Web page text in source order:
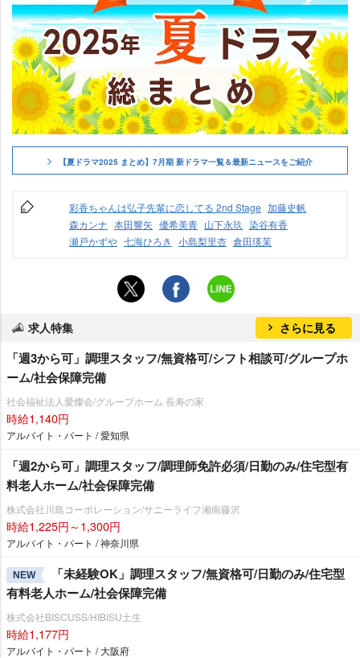
【夏ドラマ2025 まとめ】7月期 新ドラマ一覧＆最新ニュースをご紹介
彩香ちゃんは弘子先輩に恋してる 2nd Stage 加藤史帆
森カンナ 本田響矢 優希美青 山下永玖 染谷有香
瀬戸かず 七海ひろき 小島梨里杏 倉田瑛茉
求人特集 さらに見る
「週3から可」調理スタッフ/無資格可/シフト相談可/グループホ
ーム/社会保障完備
社会福祉法人愛燦会/グループホーム 長寿の家
時給1,140円
アルバイト・パート / 愛知県
「週2から可」調理スタッフ/調理師免許必須/日勤のみ/住宅型有
料老人ホーム/社会保障完備
株式会社川島コーポレーション/サニーライフ湘南藤沢
時給1,225円～1,300円
アルバイト・パート / 神奈川県
NEW
「未経験OK」調理スタッフ/無資格可/日勤のみ/住宅型
有料老人ホーム/社会保障完備
株式会社BISCUSS/HIBISU土生
時給1,177円
アルバイト・パート / 大阪府